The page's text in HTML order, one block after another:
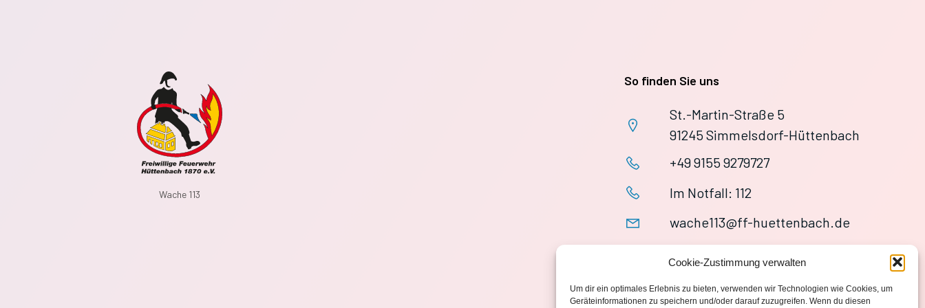
Cookie-Zustimmung verwalten
Um dir ein optimales Erlebnis zu bieten, verwenden wir Technologien wie Cookies, um
Geräteinformationen zu speichern und/oder darauf zuzugreifen. Wenn du diesen
Wache 113
So finden Sie uns
St.-Martin-Straße 5
91245 Simmelsdorf-Hüttenbach
+49 9155 9279727
Im Notfall: 112
wache113@ff-huettenbach.de